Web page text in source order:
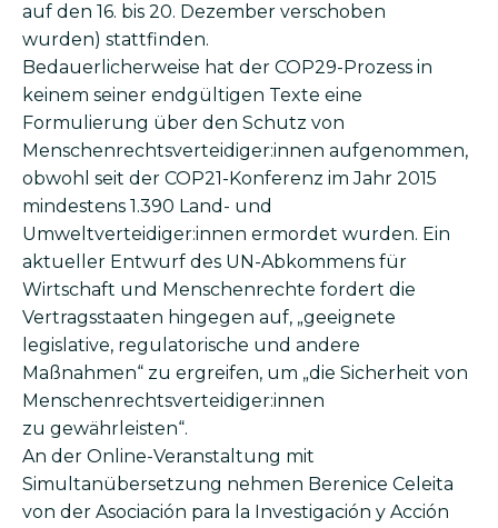
auf den 16. bis 20. Dezember verschoben
wurden) stattfinden.
Bedauerlicherweise hat der COP29-Prozess in
keinem seiner endgültigen Texte eine
Formulierung über den Schutz von
Menschenrechtsverteidiger:innen aufgenommen,
obwohl seit der COP21-Konferenz im Jahr 2015
mindestens 1.390 Land- und
Umweltverteidiger:innen ermordet wurden. Ein
aktueller Entwurf des UN-Abkommens für
Wirtschaft und Menschenrechte fordert die
Vertragsstaaten hingegen auf, „geeignete
legislative, regulatorische und andere
Maßnahmen“ zu ergreifen, um „die Sicherheit von
Menschenrechtsverteidiger:innen
zu gewährleisten“.
An der Online-Veranstaltung mit
Simultanübersetzung nehmen Berenice Celeita
von der Asociación para la Investigación y Acción